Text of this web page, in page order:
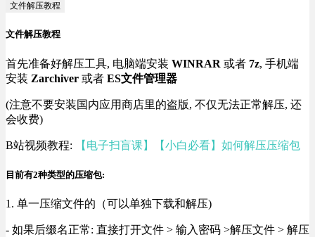
文件解压教程
文件解压教程
首先准备好解压工具, 电脑端安装 WINRAR 或者 7z, 手机端
安装 Zarchiver 或者 ES文件管理器
(注意不要安装国内应用商店里的盗版, 不仅无法正常解压, 还
会收费)
B站视频教程: 【电子扫盲课】【小白必看】如何解压压缩包
目前有2种类型的压缩包:
1. 单一压缩文件的（可以单独下载和解压)
- 如果后缀名正常: 直接打开文件 > 输入密码 >解压文件 > 解压